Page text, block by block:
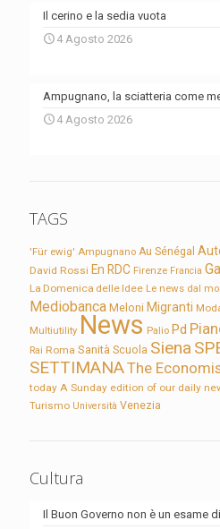
Il cerino e la sedia vuota
4 Agosto 2026
Ampugnano, la sciatteria come
4 Agosto 2026
TAGS
'Für ewig' Ampugnano Au Sénégal
David Rossi En RDC Firenze Francia
La Domenica delle Idee Le news dal
Mediobanca Meloni Migranti
Multiutility News Palio Pd
Rai Roma Sanità Scuola Siena
SETTIMANAThe
today A Sunday edition of our daily
Turismo Università Venezia
Cultura
Il Buon Governo non è un esame